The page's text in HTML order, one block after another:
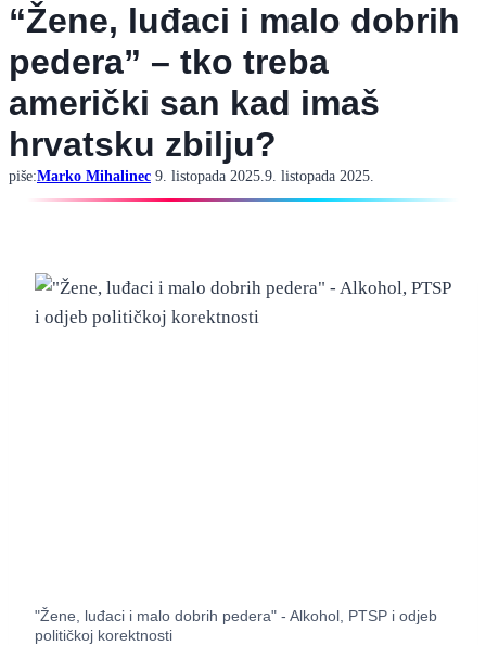
“Žene, luđaci i malo dobrih
pedera” – tko treba
američki san kad imaš
hrvatsku zbilju?
piše:Marko Mihalinec 9. listopada 2025.9. listopada 2025.
"Žene, luđaci i malo dobrih pedera" - Alkohol, PTSP i odjeb
političkoj korektnosti